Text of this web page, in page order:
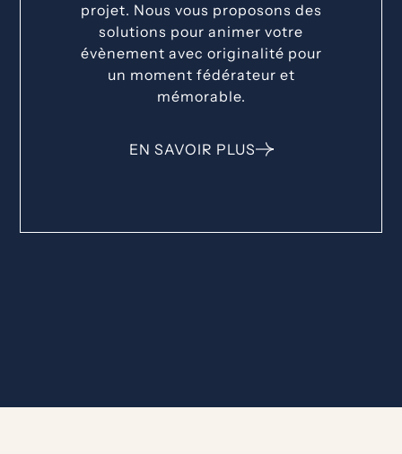
projet. Nous vous proposons des
solutions pour animer votre
évènement avec originalité pour
un moment fédérateur et
mémorable.
EN SAVOIR PLUS